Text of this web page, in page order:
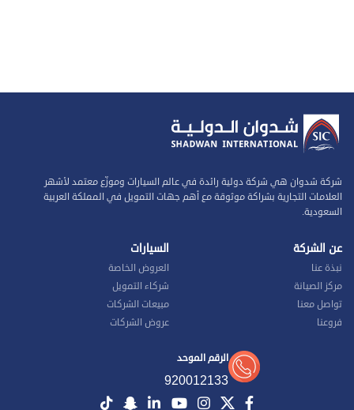
شركة شدوان هي شركة دولية رائدة في عالم السيارات وموزّع معتمد لأشهر
العلامات التجارية بشراكة موثوقة مع أهم جهات التمويل في المملكة العربية
السعودية.
عن الشركة
نبذة عنا
مركز الصيانة
تواصل معنا
فروعنا
السيارات
العروض الخاصة
شركاء التمويل
مبيعات الشركات
عروض الشركات
الرقم الموحد
920012133